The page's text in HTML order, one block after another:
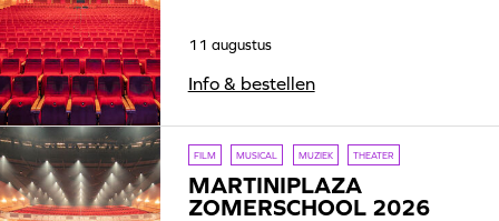
11 augustus
Info & bestellen
FILM MUSICAL MUZIEK THEATER
MARTINIPLAZA
ZOMERSCHOOL 2026